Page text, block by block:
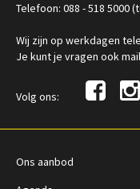
Telefoon: 088 - 518
Wij zijn op werkdagen
Je kunt je vragen ook
Volg ons:
Ons aanbod